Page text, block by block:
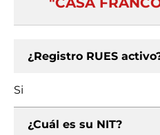
¿Registro RUES
Si
¿Cuál es su NIT?